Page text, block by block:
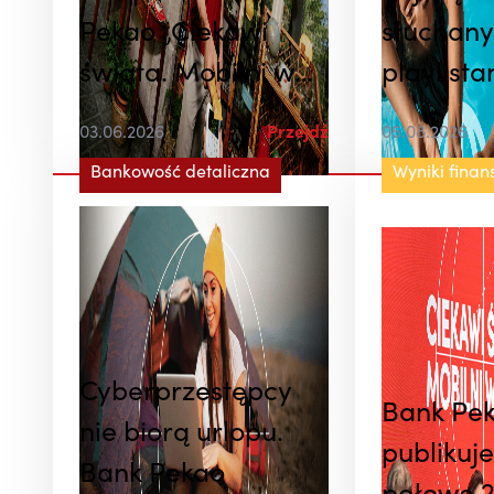
Pekao „Ciekawi
świata. Mobilni w
życiu” z Robertem
Lewandowskim. W
tle atrakcyjna
promocja dla
podróżujących
03.06.2026 Przejdź
Banku
Spotify
05.08.2026
Bankowość detaliczna
Cyberprzestępcy
nie biorą urlopu.
Bank Pekao
Wyniki
Bank